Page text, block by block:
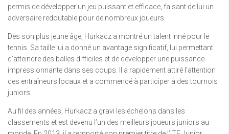
permis de développer un jeu puissant et efficace, faisant de lui un
adversaire redoutable pour de nombreux joueurs.
Dès son plus jeune âge, Hurkacz a montré un talent inné pour le
tennis. Sa taille lui a donné un avantage significatif, lui permettant
d’atteindre des balles difficiles et de développer une puissance
impressionnante dans ses coups. Il a rapidement attiré l’attention
des entraîneurs locaux et a commencé à participer à des tournois
juniors.
Au fil des années, Hurkacz a gravi les échelons dans les
classements et est devenu l’un des meilleurs joueurs juniors au